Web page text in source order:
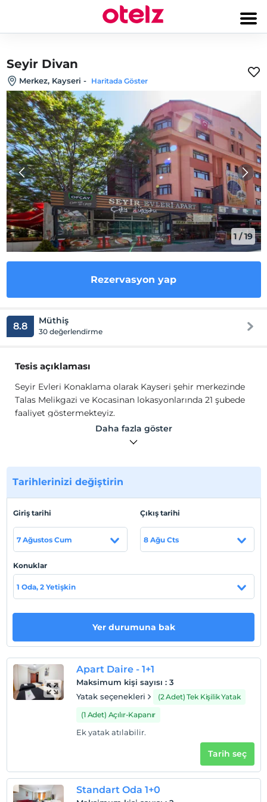
Seyir Divan
Merkez, Kayseri - Haritada Göster
1 /19
Rezervasyon yap
8.8 Müthiş
30 değerlendirme
Tesis açıklaması
Seyir Evleri Konaklama olarak Kayseri şehir merkezinde
Talas Melikgazi ve Kocasinan lokasyonlarında 21 şubede
faaliyet göstermekteyiz.
Seyir Evleri Konaklama bünyesinde 1+0 ,1+1,2+1 ,3+1 daire
seçenekleri ile Kayseri'nin farklı lokasyonlarında hizmet
sağlayabilirsiniz. Kayseri Forum AVM'ye 1 km, ALMER'e
ise 500 m mesafededir. Kayseri Şehirlerarası Otobüs
Terminali'ne 8 km, Kayseri Erkilet Havalimanına ise 4 km
Haritada Göster
Otel koşulları
Check/in
En erken saat 12:30 ve sonrası
Check/out
En geç saat 11:00 ve öncesi
Odalarda sigara içilmez
Giriş saatleri
Daha fazla göster
Tarihlerinizi değiştirin
Giriş tarihi
7 Ağustos Cum
Çıkış tarihi
8 Ağu Cts
Konuklar
1 Oda, 2 Yetişkin
Yer durumuna bak
Apart Daire - 1+1
Maksimum kişi sayısı : 3
Yatak seçenekleri
(2 Adet) Tek Kişilik Yatak
(1 Adet) Açılır-Kapanır
Ek yatak atılabilir.
Tarih seç
Standart Oda 1+0